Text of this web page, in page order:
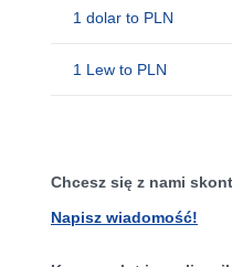
1 dolar to PLN
1 Lew to PLN
Chcesz się z nami
Napisz wiadomość!